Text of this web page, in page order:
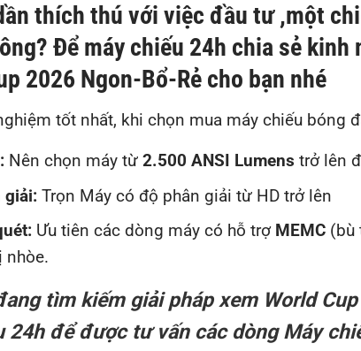
thích thú với việc đầu tư ,một
Để máy chiếu 24h chia sẻ kinh
2026 Ngon-Bổ-Rẻ cho bạn nhé
tốt nhất, khi chọn mua máy chiếu bóng
Nên chọn máy từ 2.500 ANSI Lumens trở lên
giải: Trọn Máy có độ phân giải từ HD trở lên
Ưu tiên các dòng máy có hỗ trợ MEMC(bù
nhòe.
tìm kiếm giải pháp xem World
24h để được tư vấn các dòng Máy